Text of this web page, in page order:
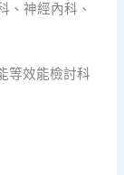
、神經內科、
等效能檢討科